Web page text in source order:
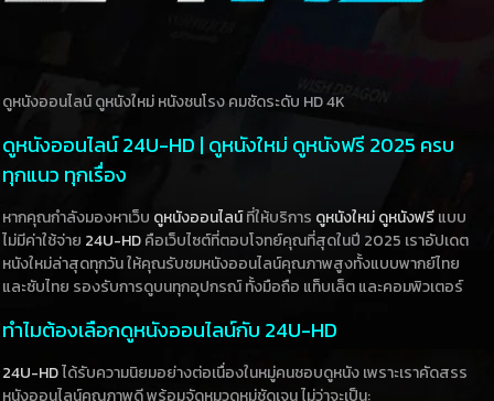
ดูหนังออนไลน์ ดูหนังใหม่ หนังชนโรง คมชัดระดับ HD 4K
ดูหนังออนไลน์ 24U-HD | ดูหนังใหม่ ดูหนังฟรี 2025 ครบ
ทุกแนว ทุกเรื่อง
หากคุณกำลังมองหาเว็บ ดูหนังออนไลน์ที่ให้บริการ ดูหนังใหม่ดูหนังฟรีแบบ
ไม่มีค่าใช้จ่าย 24U-HDคือเว็บไซต์ที่ตอบโจทย์คุณที่สุดในปี 2025 เราอัปเดต
หนังใหม่ล่าสุดทุกวัน ให้คุณรับชมหนังออนไลน์คุณภาพสูงทั้งแบบพากย์ไทย
และซับไทย รองรับการดูบนทุกอุปกรณ์ ทั้งมือถือ แท็บเล็ต และคอมพิวเตอร์
ทำไมต้องเลือกดูหนังออนไลน์กับ 24U-HD
24U-HDได้รับความนิยมอย่างต่อเนื่องในหมู่คนชอบดูหนัง เพราะเราคัดสรร
หนังออนไลน์คุณภาพดี พร้อมจัดหมวดหมู่ชัดเจน ไม่ว่าจะเป็น: